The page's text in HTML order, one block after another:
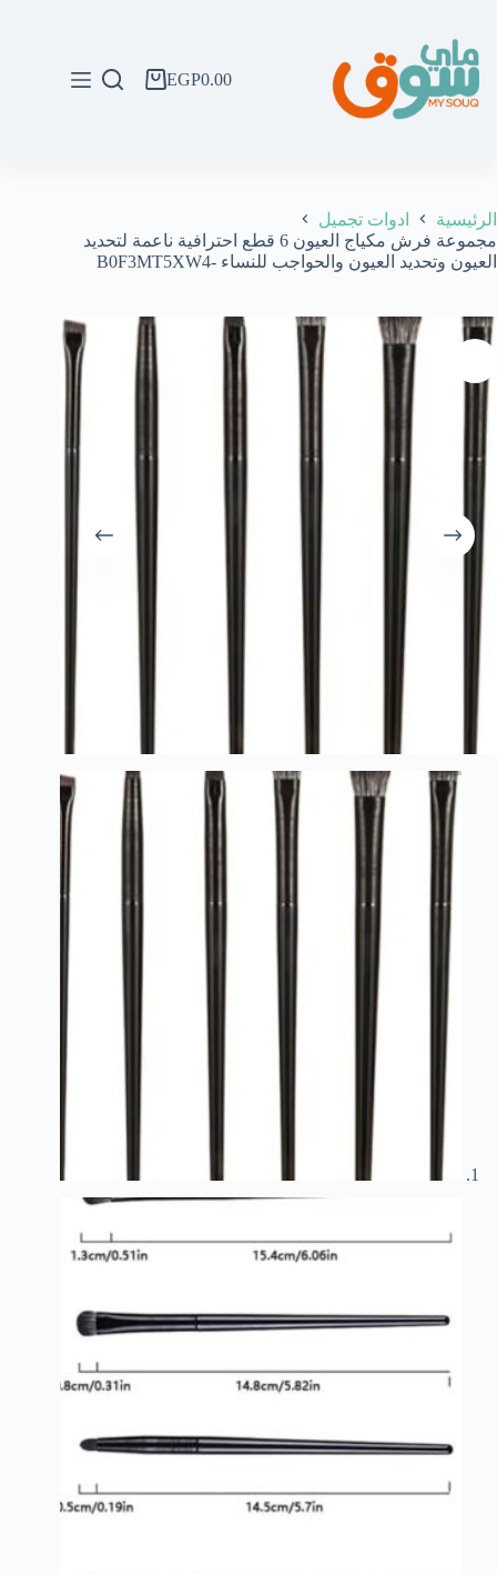
المحتوى
عربةEGP0.00
الرئيسية
ادوات تجميل
مجموعة فرش مكياج العيون 6 قطع احترافية ناعمة لتحديد
العيون وتحديد العيون والحواجب للنساء -B0F3MT5XW4